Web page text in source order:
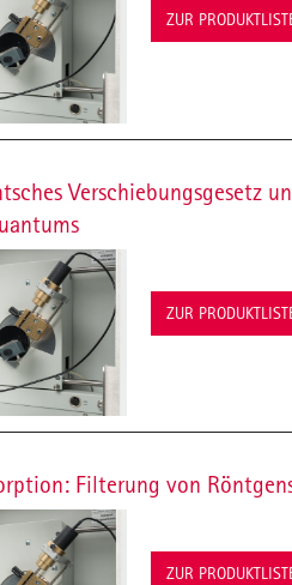
ZUR
Verschiebungsgesetz
ZUR
Filterung von
ZUR